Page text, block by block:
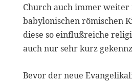
Church auch immer weiter
babylonischen römischen
diese so einflußreiche
auch nur sehr kurz
Bevor der neue